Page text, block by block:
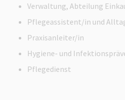
Verwaltung, Abteilung
Pflegeassistent/in und
Praxisanleiter/in
Hygiene- und
Pflegedienst